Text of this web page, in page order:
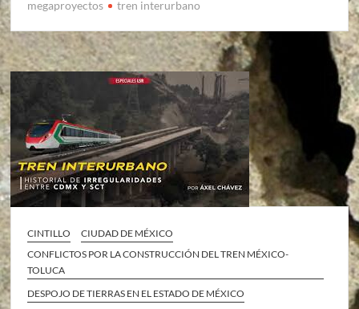
megaproyectos
tren interurbano
CINTILLO
CIUDAD DE MÉXICO
CONFLICTOS POR LA CONSTRUCCIÓN DEL TREN MÉXICO-
TOLUCA
DESPOJO DE TIERRAS EN EL ESTADO DE MÉXICO